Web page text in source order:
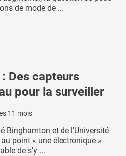
de mode de ...
: Des capteurs
pour la surveiller
11 mois
Binghamton et de l'Université
point « une électronique »
de s’y ...